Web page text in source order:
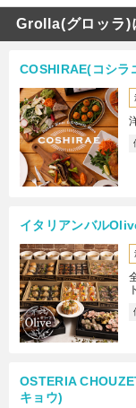
Grolla(グロッラ)
COSHIRAE(コシラ
イタリアンバル
ト
OSTERIA
キョウ)